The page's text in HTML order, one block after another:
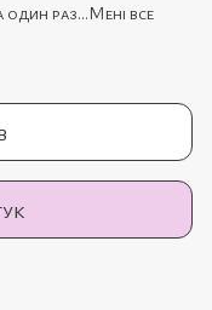
раз...Мені все